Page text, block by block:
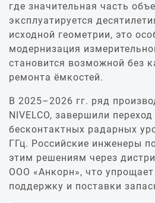
где значительная часть
эксплуатируется
исходной геометрии, это
модернизация
становится возможной без
ремонта ёмкостей.
В 2025–2026 гг. ряд
NIVELCO, завершили
бесконтактных радарных
ГГц. Российские инженеры
этим решениям через
ООО «Анкорн», что
поддержку и поставки